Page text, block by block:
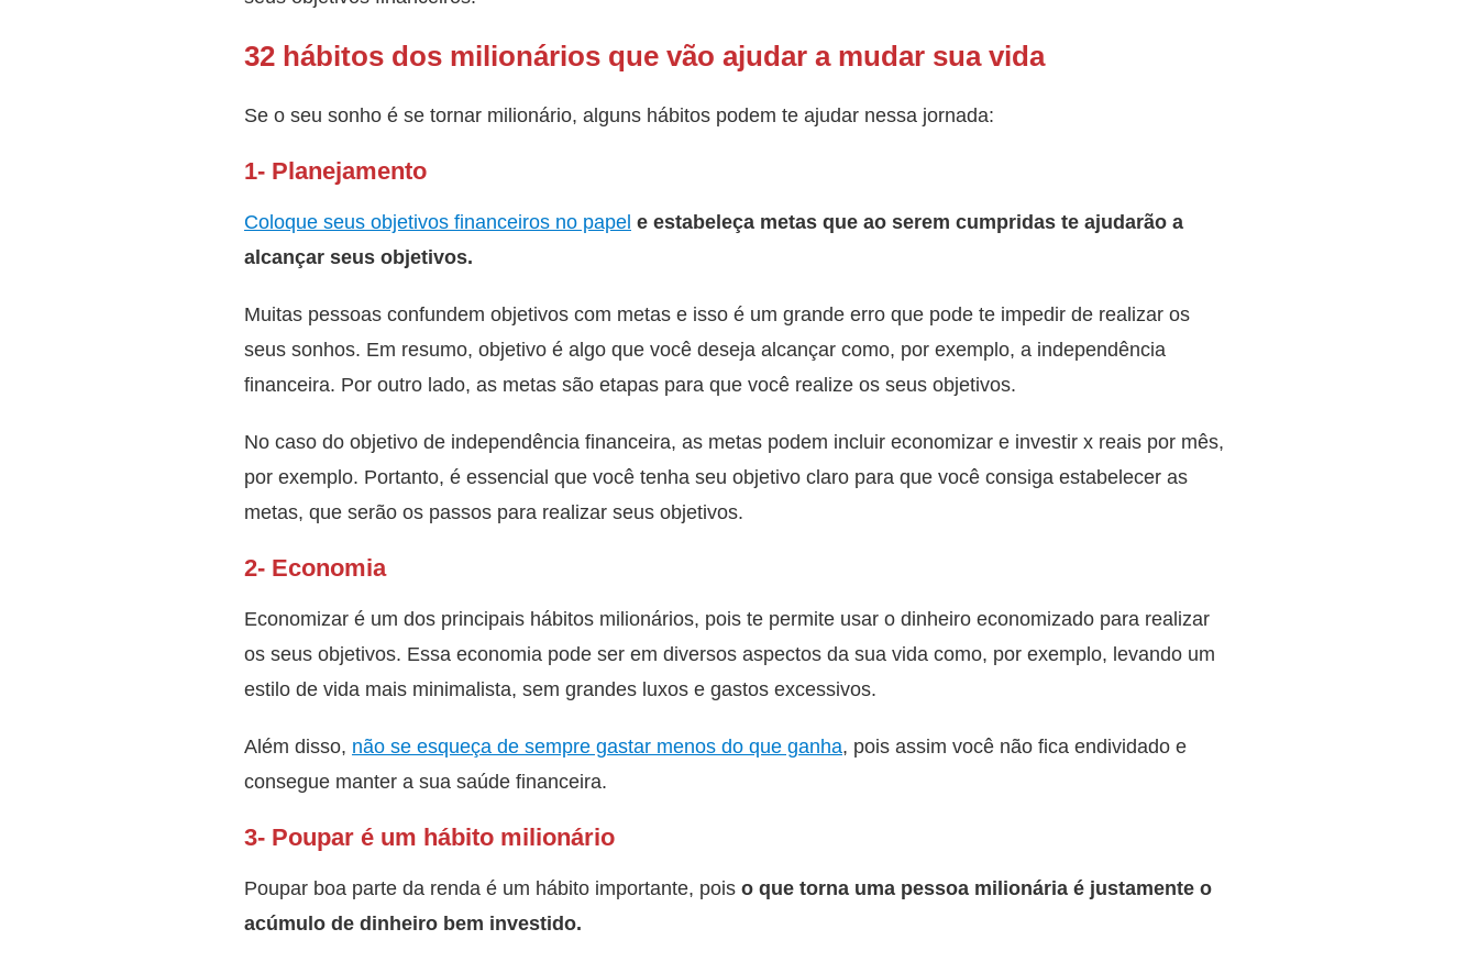
32 hábitos dos milionários que vão ajudar a mudar sua vida
Se o seu sonho é se tornar milionário, alguns hábitos podem te ajudar nessa jornada:
1- Planejamento
Coloque seus objetivos financeiros no papel e estabeleça metas que ao serem cumpridas te ajudarão a
alcançar seus objetivos.
Muitas pessoas confundem objetivos com metas e isso é um grande erro que pode te impedir de realizar os
seus sonhos. Em resumo, objetivo é algo que você deseja alcançar como, por exemplo, a independência
financeira. Por outro lado, as metas são etapas para que você realize os seus objetivos.
No caso do objetivo de independência financeira, as metas podem incluir economizar e investir x reais por mês,
por exemplo. Portanto, é essencial que você tenha seu objetivo claro para que você consiga estabelecer as
metas, que serão os passos para realizar seus objetivos.
2- Economia
Economizar é um dos principais hábitos milionários, pois te permite usar o dinheiro economizado para realizar
os seus objetivos. Essa economia pode ser em diversos aspectos da sua vida como, por exemplo, levando um
estilo de vida mais minimalista, sem grandes luxos e gastos excessivos.
Além disso, não se esqueça de sempre gastar menos do que ganha, pois assim você não fica endividado e
consegue manter a sua saúde financeira.
3- Poupar é um hábito milionário
Poupar boa parte da renda é um hábito importante, pois o que torna uma pessoa milionária é justamente o
acúmulo de dinheiro bem investido.